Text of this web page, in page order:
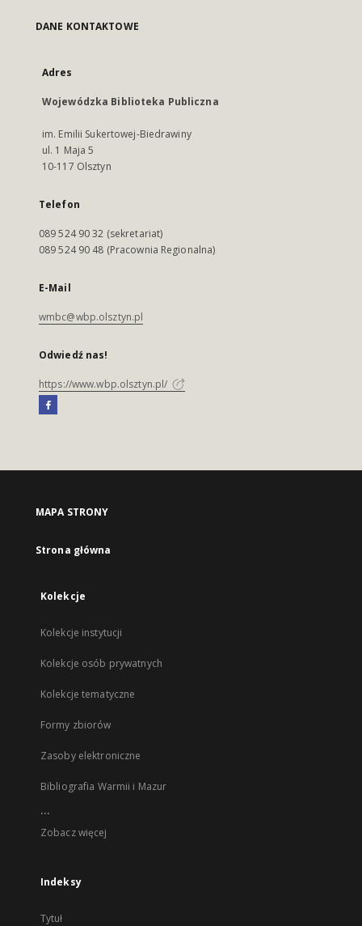
DANE KONTAKTOWE
Adres
Wojewódzka Biblioteka Publiczna
im. Emilii Sukertowej-Biedrawiny
ul. 1 Maja 5
10-117 Olsztyn
Telefon
089 524 90 32 (sekretariat)
089 524 90 48 (Pracownia Regionalna)
E-Mail
wmbc@wbp.olsztyn.pl
Odwiedź nas!
https://www.wbp.olsztyn.pl/
MAPA STRONY
Strona główna
Kolekcje
Kolekcje instytucji
Kolekcje osób prywatnych
Kolekcje tematyczne
Formy zbiorów
Zasoby elektroniczne
Bibliografia Warmii i Mazur
...
Zobacz więcej
Indeksy
Tytuł